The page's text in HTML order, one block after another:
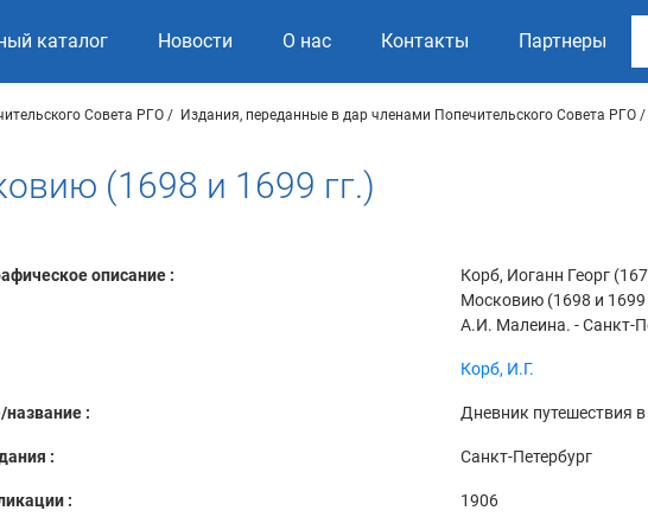
каталог Новости О нас Контакты Партнеры
Совета РГО Издания, переданные в дар членами Попечительского Совета РГО
(1698 и 1699 гг.)
описание :
Корб, Иоганн Георг
Московию (1698 и 1699
А.И. Малеина. - Санкт-
Корб, И.Г.
название : Дневник путешествия
: Санкт-Петербург
: 1906